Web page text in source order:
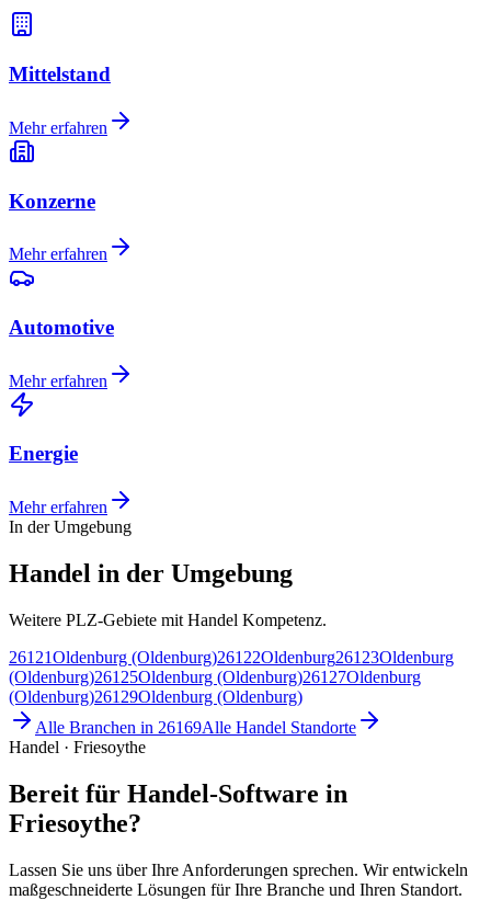
Mittelstand
Mehr erfahren
Konzerne
Mehr erfahren
Automotive
Mehr erfahren
Energie
Mehr erfahren
In der Umgebung
Handel in der Umgebung
Weitere PLZ-Gebiete mit Handel Kompetenz.
26121Oldenburg (Oldenburg)26122Oldenburg26123Oldenburg
(Oldenburg)26125Oldenburg (Oldenburg)26127Oldenburg
(Oldenburg)26129Oldenburg (Oldenburg)
Alle Branchen in 26169Alle Handel Standorte
Handel · Friesoythe
Bereit für Handel-Software in
Friesoythe?
Lassen Sie uns über Ihre Anforderungen sprechen. Wir entwickeln
maßgeschneiderte Lösungen für Ihre Branche und Ihren Standort.